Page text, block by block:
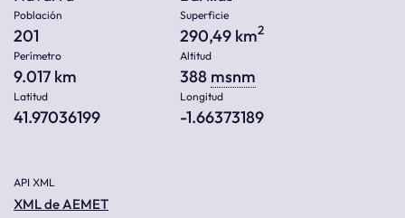
Población
201
Superficie
290,49 km2
Perímetro
9.017 km
Altitud
388 msnm
Latitud
41.97036199
Longitud
-1.66373189
API XML
XML de AEMET